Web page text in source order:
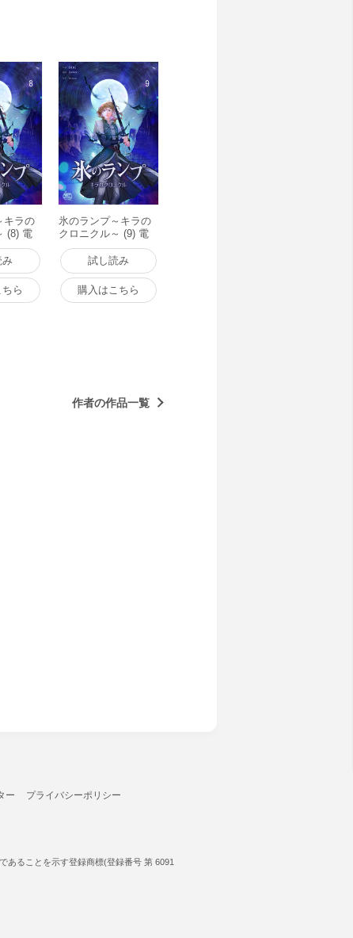
キラの
(8) 電
み
ら
氷のランプ～キラの
クロニクル～ (9) 電
子書籍版
試し読み
購入はこちら
作者の作品一覧
ー プライバシーポリシー
あることを示す登録商標(登録番号 第 6091